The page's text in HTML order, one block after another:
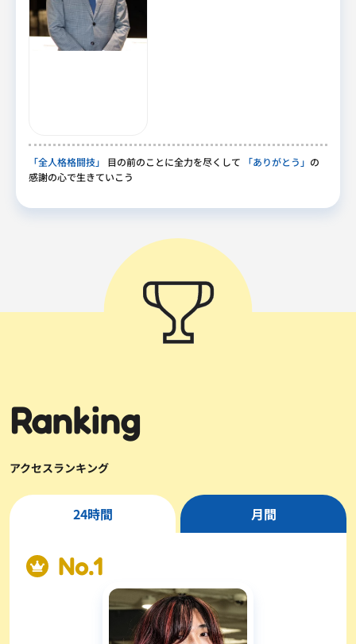
「全人格格闘技」 目の前のことに全力を尽くして 「ありがとう」 の
感謝の心で生きていこう
Ranking
アクセスランキング
24時間 月間